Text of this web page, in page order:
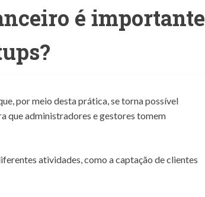
é importante
por meio desta prática, se torna possível
que administradores e gestores tomem
atividades, como a captação de clientes